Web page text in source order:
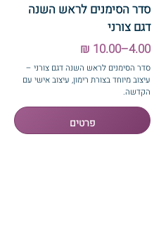
סדר הסימנים לראש השנה
דגם צורני
4.00–10.00 ₪
סדר הסימנים לראש השנה דגם צורני –
עיצוב מיוחד בצורת רימון, עיצוב אישי עם
הקדשה.